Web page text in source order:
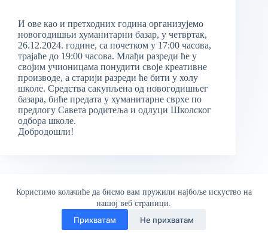
Користимо колачиће да бисмо вам пружили најбоље искуство на
нашој веб страници.
Прихватам Не прихватам
И ове као и претходних година организујемо
новогодишњи хуманитарни базар, у четвртак,
26.12.2024. године, са почетком у 17:00 часова,
трајаће до 19:00 часова. Млађи разреди ће у
својим учионицама понудити своје креативне
производе, а старији разреди ће бити у холу
школе. Средства сакупљена од новогодишњег
базара, биће предата у хуманитарне сврхе по
предлогу Савета родитеља и одлуци Школског
одбора школе.
Добродошли!
© ОШ "Бранко Радичевић" Сва права задржана | Веб